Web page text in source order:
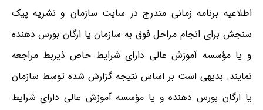
اطلاعیه برنامه زمانی مندرج در سایت سازمان و نشریه پیک
سنجش برای انجام مراحل فوق به سازمان یا ارگان بورس دهنده
و یا مؤسسه آموزش عالی دارای شرایط خاص ذیربط مراجعه
نمایند. بدیهی است بر اساس نتیجه گزارش شده توسط سازمان
یا ارگان بورس دهنده و یا مؤسسه آموزش عالی دارای شرایط